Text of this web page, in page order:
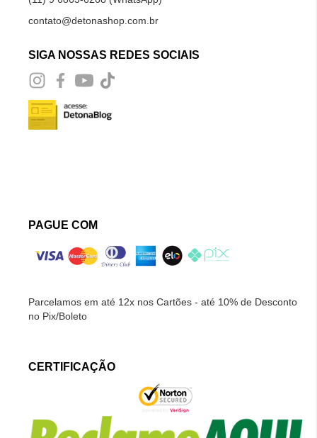
contato@detonashop.com.br
SIGA NOSSAS REDES SOCIAIS
PAGUE COM
Parcelamos em até 12x nos Cartões - até 10% de Desconto
no Pix/Boleto
CERTIFICAÇÃO